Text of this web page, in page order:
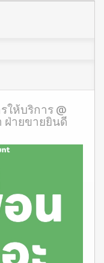
ให้บริการ @
ฝ่ายขายยินดี